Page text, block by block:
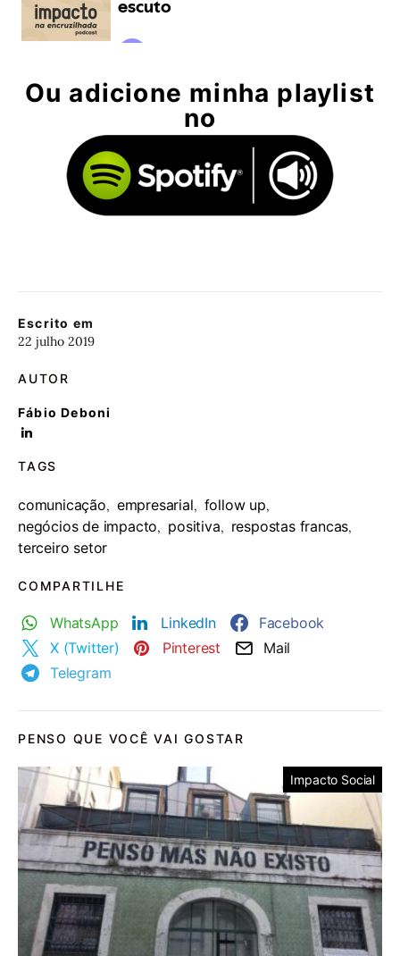
Escrito em
22 julho 2019
AUTOR
Fábio Deboni
TAGS
comunicação, empresarial, follow up,
negócios de impacto, positiva, respostas francas,
terceiro setor
COMPARTILHE
WhatsApp LinkedIn
Facebook
X (Twitter)
Pinterest
Mail
Telegram
Ou adicione minha playlist
no
PENSO QUE VOCÊ VAI GOSTAR
Impacto Social